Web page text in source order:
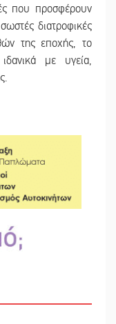
που προσφέρουν
διατροφικές
της εποχής, το
με υγεία,